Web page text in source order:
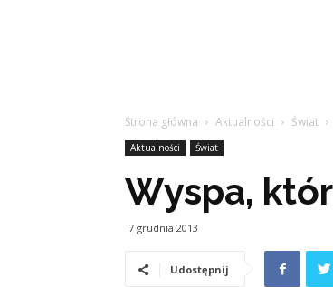
Strona główna Aktualności Świat
Aktualności Świat
Wyspa,
7 grudnia 2013
Udostępnij